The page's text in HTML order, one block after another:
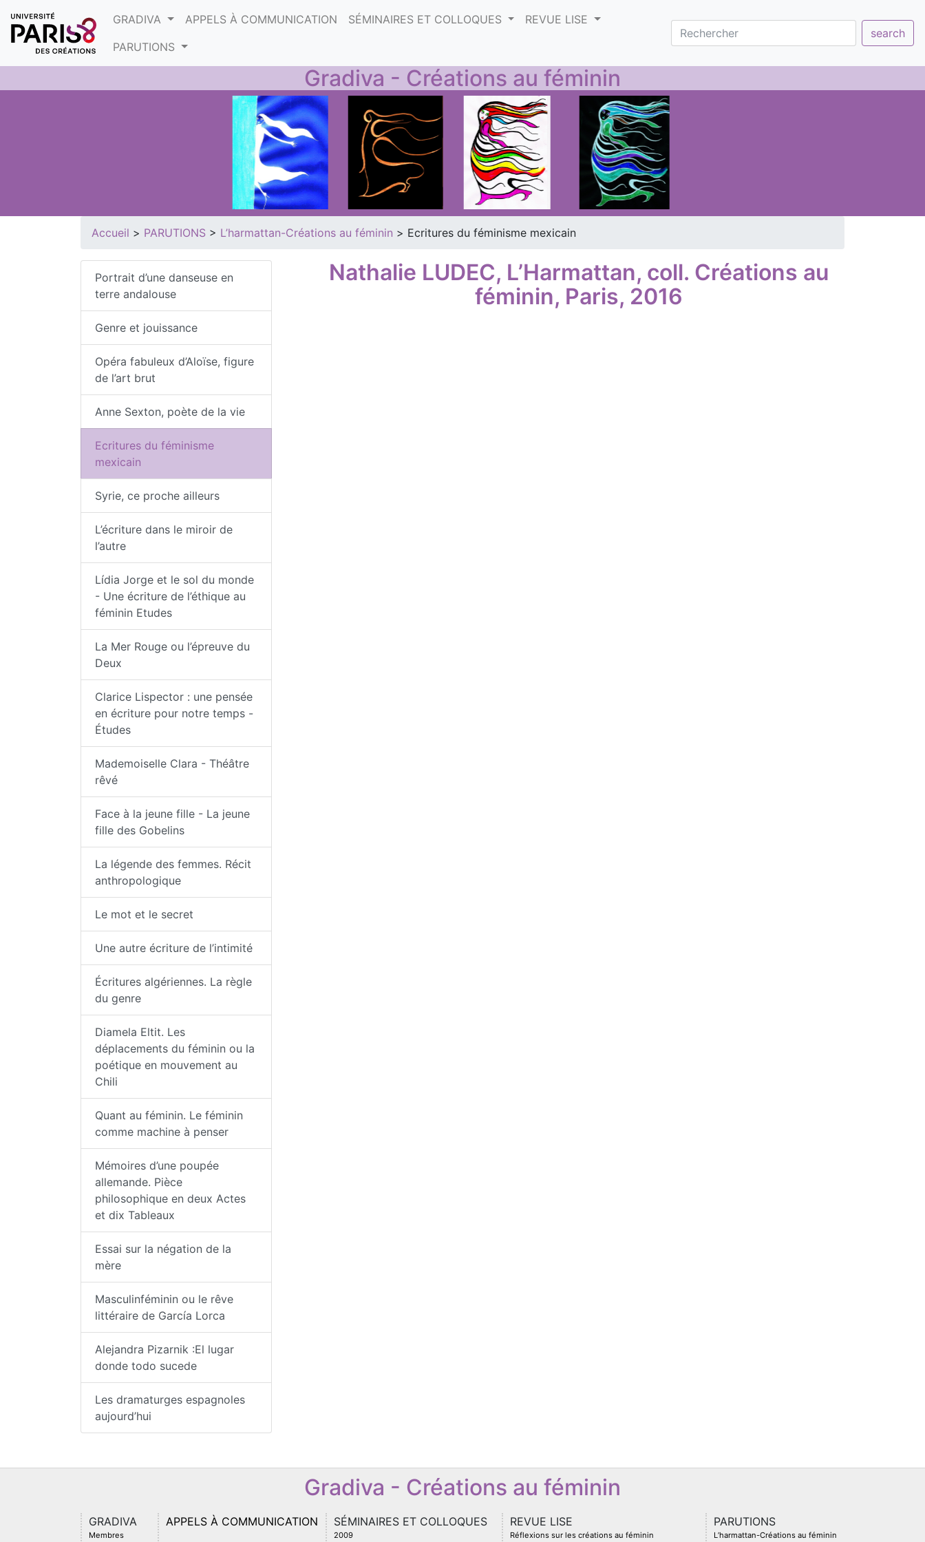
GRADIVA APPELS À COMMUNICATION SÉMINAIRES ET COLLOQUES
REVUE LISE
PARUTIONS
search
Gradiva - Créations au féminin
Accueil > PARUTIONS > L’harmattan-Créations au féminin > Ecritures du féminisme mexicain
Portrait d’une danseuse en
terre andalouse
Genre et jouissance
Opéra fabuleux d’Aloïse, figure
de l’art brut
Anne Sexton, poète de la vie
Ecritures du féminisme
mexicain
Syrie, ce proche ailleurs
L’écriture dans le miroir de
l’autre
Lídia Jorge et le sol du monde
- Une écriture de l’éthique au
féminin Etudes
La Mer Rouge ou l’épreuve du
Deux
Clarice Lispector : une pensée
en écriture pour notre temps -
Études
Mademoiselle Clara - Théâtre
rêvé
Face à la jeune fille - La jeune
fille des Gobelins
La légende des femmes. Récit
anthropologique
Le mot et le secret
Une autre écriture de l’intimité
Écritures algériennes. La règle
du genre
Diamela Eltit. Les
déplacements du féminin ou la
poétique en mouvement au
Chili
Quant au féminin. Le féminin
comme machine à penser
Mémoires d’une poupée
allemande. Pièce
philosophique en deux Actes
et dix Tableaux
Essai sur la négation de la
mère
Masculinféminin ou le rêve
littéraire de García Lorca
Alejandra Pizarnik :El lugar
donde todo sucede
Les dramaturges espagnoles
aujourd’hui
Nathalie LUDEC, L’Harmattan, coll. Créations au
féminin, Paris, 2016
Gradiva - Créations au féminin
GRADIVA
Membres
APPELS À COMMUNICATION SÉMINAIRES ET COLLOQUES
2009
REVUE LISE
Réflexions sur les créations au féminin
PARUTIONS
L’harmattan-Créations au féminin